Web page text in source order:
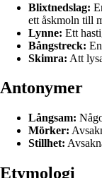
Blixtnedslag:
ett åskmoln till
Lynne: Ett
Bångstreck:
Skimra: Att
Antonymer
Långsam:
Mörker:
Stillhet:
Etymologi